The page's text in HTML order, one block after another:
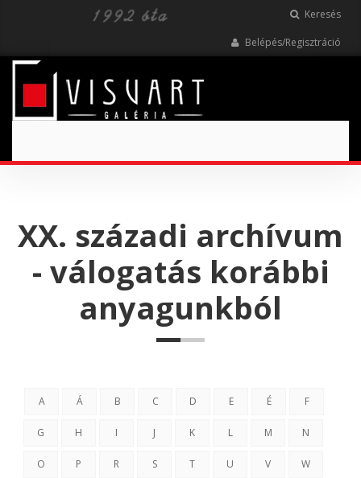
Keresés
Belépés/Regisztráció
XX. századi archívum
- válogatás korábbi
anyagunkból
A Á B C D E É F
G H I J K L M N
O P R S T U V W